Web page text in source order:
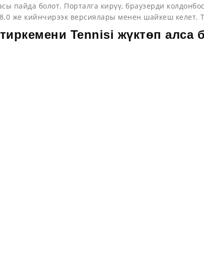
пайда болот. Порталга кирүү, браузерди
же кийнчирээк версиялары менен шайкеш келет.
Tennisi жүктөп алса